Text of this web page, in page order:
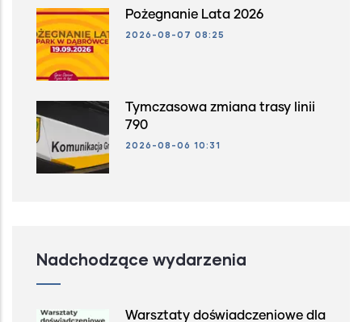
Pożegnanie Lata 2026
2026-08-07 08:25
Tymczasowa zmiana trasy linii
790
2026-08-06 10:31
Nadchodzące wydarzenia
Warsztaty doświadczeniowe dla